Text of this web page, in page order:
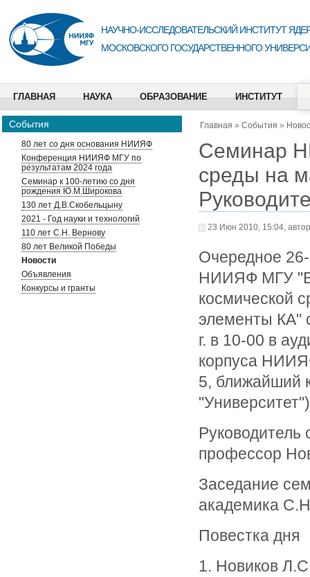
НАУЧНО-ИССЛЕДОВАТЕЛЬСКИЙ ИНСТИТУТ
МОСКОВСКОГО ГОСУДАРСТВЕННОГО
ГЛАВНАЯ НАУКА ОБРАЗОВАНИЕ ИНСТИТУТ
События
80 лет со дня основания НИИЯФ
Конференция НИИЯФ МГУ по
результатам 2024 года
Семинар к 100-летию со дня
рождения Ю.М.Широкова
130 лет Д.В.Скобельцыну
2021 - Год науки и технологий
110 лет С.Н. Вернову
80 лет Великой Победы
Новости
Объявления
Конкурсы и гранты
Главная » События »
Cеминар
среды на
23 Июн 2010, 15:04,
Очередное
НИИЯФ МГУ
космической
элементы КА"
г. в 10-00 в
корпуса
5, ближайший
профессор
Заседание
академика
Повестка дня
1. Новиков